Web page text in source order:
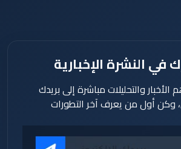
في النشرة الإخبارية
والتحليلات مباشرة إلى بريدك
وكن أول من يعرف آخر التطورات